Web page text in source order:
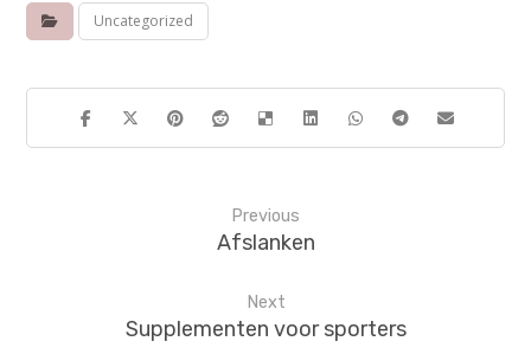
Uncategorized
Previous
Afslanken
Next
Supplementen voor sporters